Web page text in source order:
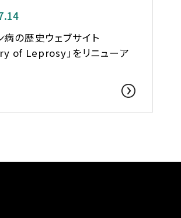
病の歴史ウェブサイト
of Leprosy」をリニューア